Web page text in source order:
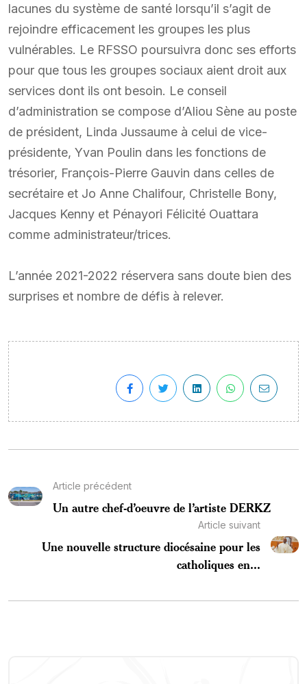
lacunes du système de santé lorsqu’il s’agit de
rejoindre efficacement les groupes les plus
vulnérables. Le RFSSO poursuivra donc ses efforts
pour que tous les groupes sociaux aient droit aux
services dont ils ont besoin. Le conseil
d’administration se compose d’Aliou Sène au poste
de président, Linda Jussaume à celui de vice-
présidente, Yvan Poulin dans les fonctions de
trésorier, François-Pierre Gauvin dans celles de
secrétaire et Jo Anne Chalifour, Christelle Bony,
Jacques Kenny et Pénayori Félicité Ouattara
comme administrateur/trices.
L’année 2021-2022 réservera sans doute bien des
surprises et nombre de défis à relever.
Article précédent
Un autre chef-d’oeuvre de l’artiste DERKZ
Article suivant
Une nouvelle structure diocésaine pour les
catholiques en...